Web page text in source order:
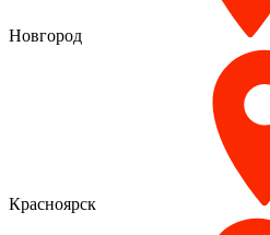
Новгород
Красноярск